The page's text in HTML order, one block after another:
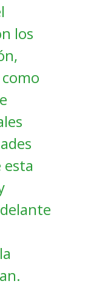
los
esta